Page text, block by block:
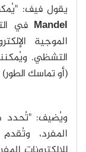
يقول فيف:
Mandel في
الموجية
التشظي.
(أو تماسك
ويُضيف: "تُحدد
المفرد،